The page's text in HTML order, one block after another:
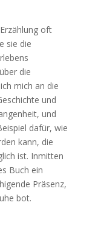
oft
sie die
die
mich an die
und
und
dafür, wie
kann, die
ist. Inmitten
Buch ein
Präsenz,
bot.